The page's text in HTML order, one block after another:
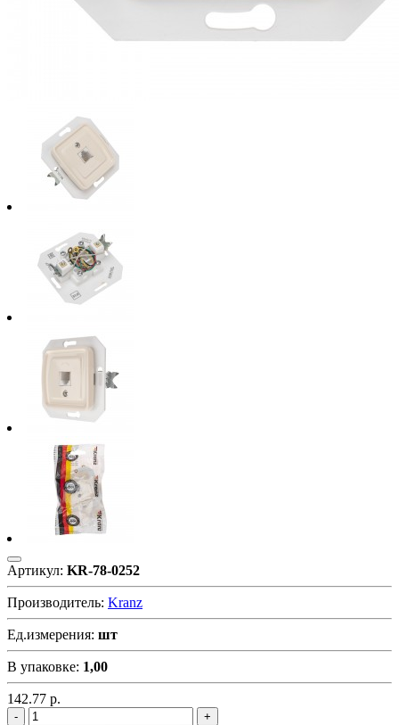
Артикул: KR-78-0252
Производитель: Kranz
Ед.измерения: шт
В упаковке: 1,00
142.77 р.